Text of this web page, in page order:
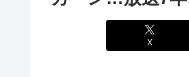
長谷川豊氏 元ジャンポケ斉
55歳・大久保佳代子“現在
X